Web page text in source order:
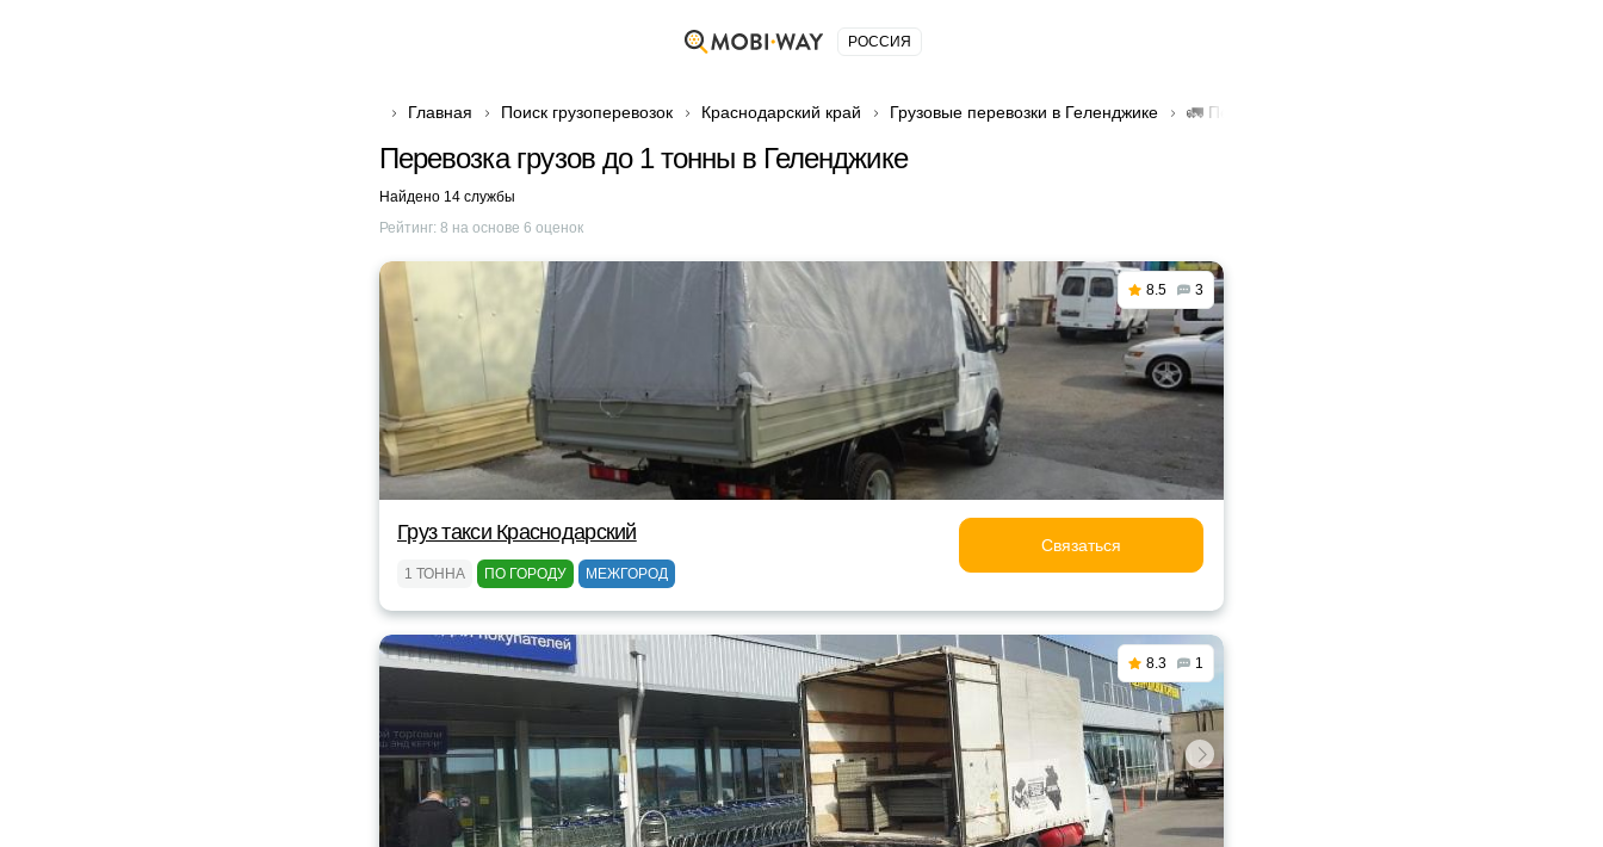
РОССИЯ
Главная Поиск грузоперевозок Краснодарский край Грузовые перевозки в Геленджике 🚛 Перевозка грузов до 1 тонны в Геленджике
Перевозка грузов до 1 тонны в Геленджике
Найдено 14 службы
Рейтинг: 8 на основе 6 оценок
8.5 3
Груз такси Краснодарский
1 ТОННА ПО ГОРОДУ МЕЖГОРОД
Связаться
8.3 1